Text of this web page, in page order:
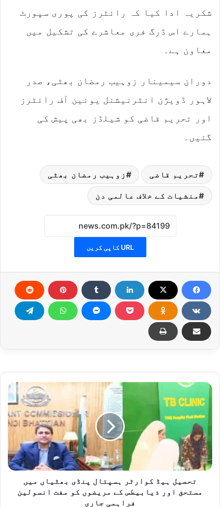
شکریہ ادا کیا کہ رائٹرز کی پوری سپورٹ
ہمارے اس ڈرگ فری معاشرے کی تشکیل میں
معاون ہے۔
دوران سیمینار زوہیب رمضان بھٹی، صدر
لاہور ڈویژن انٹرنیشنل یونین آف رائٹرز
اور تحریم قاضی کو شیلڈز بھی پیش کی
گئیں۔
تحریم قاضی زوہیب رمضان بھٹی
منشیات کے خلاف عالمی دن
URL کاپی کریں
ت
ی
ڈ
ک
تحصیل ہیڈ کوارٹر ہسپتال پنڈی بھٹیاں میں
مستحق اور ذیابیطس کے مریضوں کو مفت انسولین
فراہمی جاری